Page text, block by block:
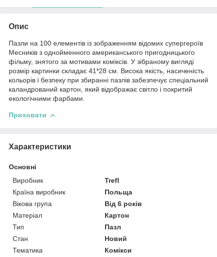
Опис
Пазли на 100 елементів із зображенням відомих супергероїв
Месників з однойменного американського пригодницького
фільму, знятого за мотивами коміксів. У зібраному вигляді
розмір картинки складає 41*28 см. Висока якість, насиченість
кольорів і безпеку при збиранні пазлів забезпечує спеціальний
каландрований картон, який відображає світло і покритий
екологічними фарбами.
Приховати
Характеристики
Основні
Виробник
Trefl
Країна виробник
Польща
Вікова група
Від 6 років
Матеріал
Картон
Тип
Пазл
Стан
Новий
Тематика
Комікси